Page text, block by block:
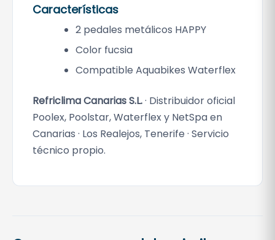
Características
2 pedales metálicos HAPPY
Color fucsia
Compatible Aquabikes Waterflex
Refriclima Canarias S.L.· Distribuidor oficial
Poolex, Poolstar, Waterflex y NetSpa en
Canarias · Los Realejos, Tenerife · Servicio
técnico propio.